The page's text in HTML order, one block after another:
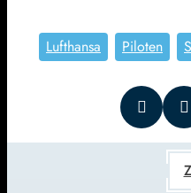
Lufthansa Piloten